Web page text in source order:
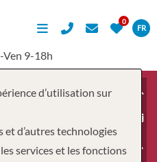
FR
Ven 9-18h
d’utilisation sur
d’autres technologies
services et les fonctions